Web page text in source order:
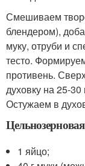
Смешиваем
блендером),
муку, отруби и
тесто.
противень.
духовку на 25-
Остужаем в
1 яйцо;